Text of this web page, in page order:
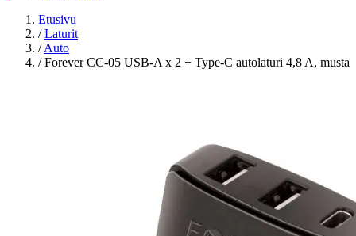
Etusivu
/ Laturit
/ Auto
/ Forever CC-05 USB-A x 2 + Type-C autolaturi 4,8 A, musta